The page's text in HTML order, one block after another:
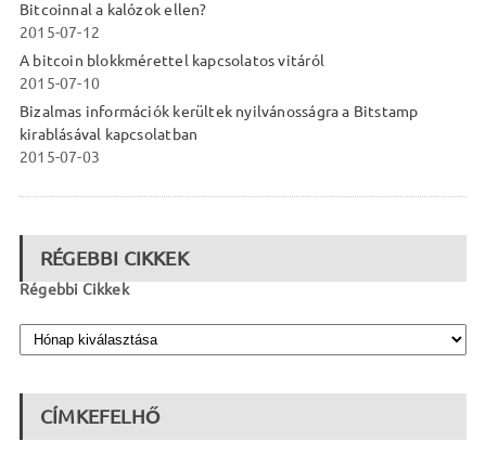
Bitcoinnal a kalózok ellen?
2015-07-12
A bitcoin blokkmérettel kapcsolatos vitáról
2015-07-10
Bizalmas információk kerültek nyilvánosságra a Bitstamp
kirablásával kapcsolatban
2015-07-03
RÉGEBBI CIKKEK
Régebbi Cikkek
CÍMKEFELHŐ